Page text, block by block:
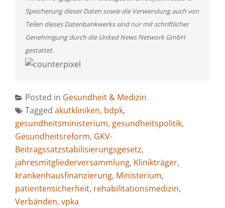
Speicherung dieser Daten sowie die Verwendung auch von
Teilen dieses Datenbankwerks sind nur mit schriftlicher
Genehmigung durch die United News Network GmbH
gestattet.
Posted in Gesundheit & Medizin
Tagged akutkliniken, bdpk,
gesundheitsministerium, gesundheitspolitik,
Gesundheitsreform, GKV-
Beitragssatzstabilisierungsgesetz,
jahresmitgliederversammlung, Klinikträger,
krankenhausfinanzierung, Ministerium,
patientensicherheit, rehabilitationsmedizin,
Verbänden, vpka